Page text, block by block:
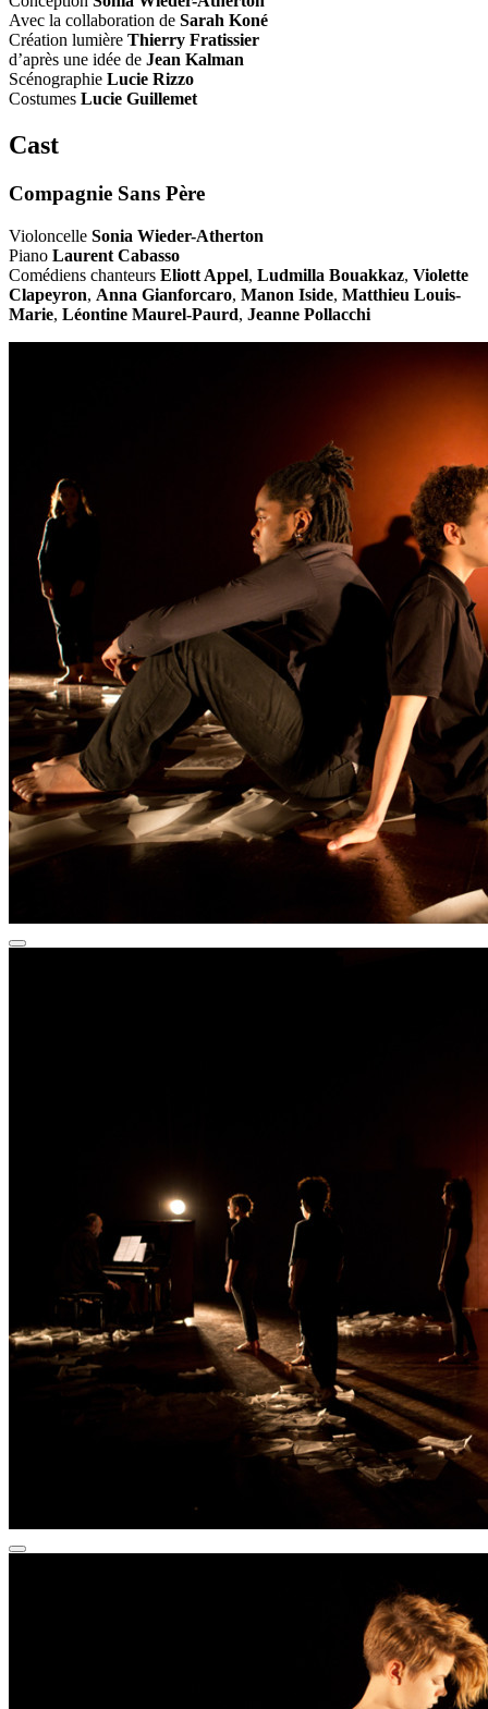
Avec la collaboration de Sarah Koné
Création lumière Thierry Fratissier
d’après une idée de Jean Kalman
Scénographie Lucie Rizzo
Costumes Lucie Guillemet
Cast
Compagnie Sans Père
Violoncelle Sonia Wieder-Atherton
Piano Laurent Cabasso
Comédiens chanteurs Eliott Appel, Ludmilla Bouakkaz, Violette
Clapeyron, Anna Gianforcaro, Manon Iside, Matthieu Louis-
Marie, Léontine Maurel-Paurd, Jeanne Pollacchi